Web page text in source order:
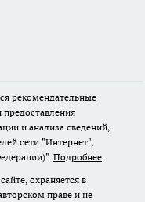
рекомендательные
и анализа сведений,
сети "Интернет",
Подробнее
охраняется в
праве и не